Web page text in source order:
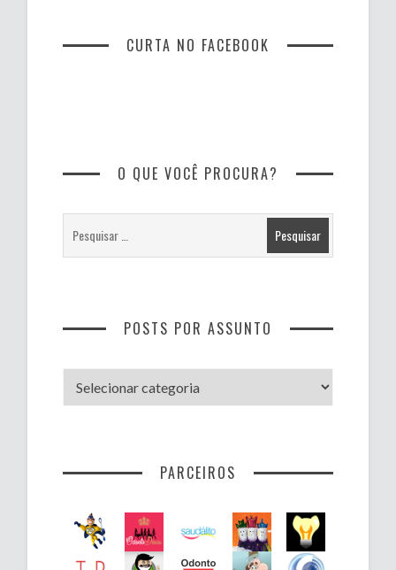
CURTA NO FACEBOOK
O QUE VOCÊ PROCURA?
POSTS POR ASSUNTO
Posts
por
PARCEIROS